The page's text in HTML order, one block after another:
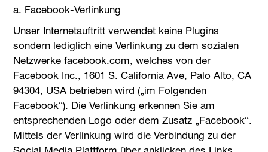
a. Facebook-Verlinkung
Unser Internetauftritt verwendet keine Plugins
sondern lediglich eine Verlinkung zu dem sozialen
Netzwerke facebook.com, welches von der
Facebook Inc., 1601 S. California Ave, Palo Alto, CA
94304, USA betrieben wird („im Folgenden
Facebook“). Die Verlinkung erkennen Sie am
entsprechenden Logo oder dem Zusatz „Facebook“.
Mittels der Verlinkung wird die Verbindung zu der